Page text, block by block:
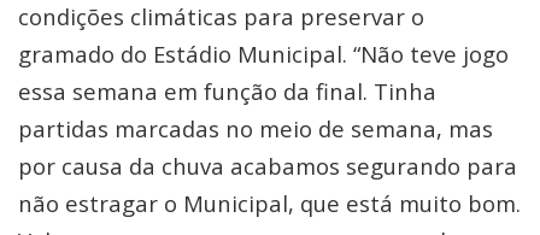
condições climáticas para preservar o
gramado do Estádio Municipal. “Não teve jogo
essa semana em função da final. Tinha
partidas marcadas no meio de semana, mas
por causa da chuva acabamos segurando para
não estragar o Municipal, que está muito bom.